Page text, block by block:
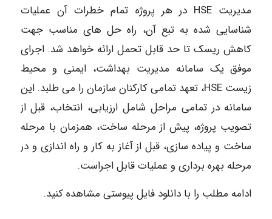
مدیریت HSE در هر پروژه تمام خطرات آن عملیات
شناسایی شده به تبع آن، راه حل های مناسب جهت
کاهش ریسک تا حد قابل تحمل ارائه خواهد شد. اجرای
موفق یک سامانه مدیریت بهداشت، ایمنی و محیط
زیست HSE، تعهد تمامی کارکنان سازمان را می طلبد. این
سامانه در تمامی مراحل شامل ارزیابی، انتخاب، قبل از
تصویب پروژه، پیش از مرحله ساخت، همزمان با مرحله
ساخت و پیاده سازی، قبل از آغاز به کار و راه اندازی و در
مرحله بهره برداری و عملیات قابل اجراست.
ادامه مطلب را با دانلود فایل پیوستی مشاهده کنید.